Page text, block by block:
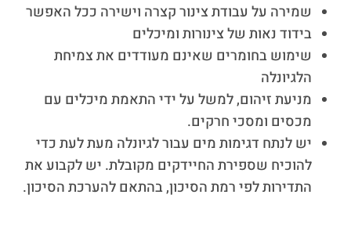
שמירה על עבודת צינור קצרה וישירה ככל האפשר
בידוד נאות של צינורות ומיכלים
שימוש בחומרים שאינם מעודדים את צמיחת
הלגיונלה
מניעת זיהום, למשל על ידי התאמת מיכלים עם
מכסים ומסכי חרקים.
יש לנתח דגימות מים עבור לגיונלה מעת לעת כדי
להוכיח שספירת החיידקים מקובלת. יש לקבוע את
התדירות לפי רמת הסיכון, בהתאם להערכת הסיכון.